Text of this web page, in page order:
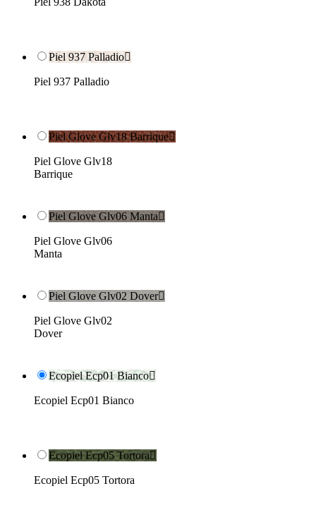
Piel 937 Palladio
Piel 937 Palladio
Piel Glove Glv18 Barrique
Piel Glove Glv18
Barrique
Piel Glove Glv06 Manta
Piel Glove Glv06
Manta
Piel Glove Glv02 Dover
Piel Glove Glv02
Dover
Ecopiel Ecp01 Bianco
Ecopiel Ecp01 Bianco
Ecopiel Ecp05 Tortora
Ecopiel Ecp05 Tortora